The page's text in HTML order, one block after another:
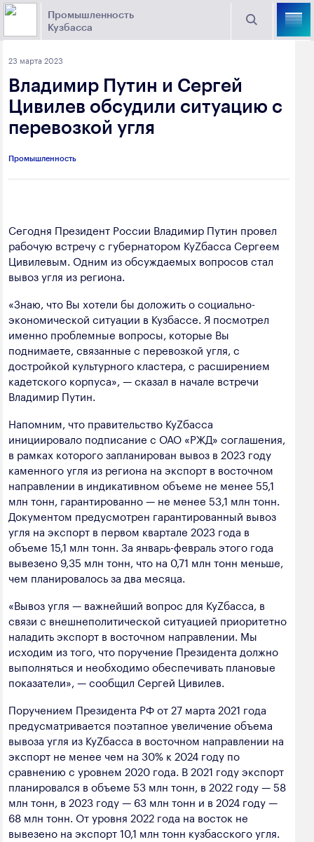
Промышленность
Кузбасса
Поиск
Торговая площадка Кузбасса
Выберите отрасль
Угольная промышленность
Электроэнергетика
Машиностроение
Промышленность строительных материалов
Добыча общераспространенных
полезных ископаемых
Лёгкая промышленность
Лесная промышленность
Пищевая промышленность
Предприятия
Новости
650000, г. Кемерово, пр. Советский, 63
+7 (3842) 58-78-61
Создание сайта — Мэйк
23 марта 2023
Владимир Путин и Сергей
Цивилев обсудили ситуацию с
перевозкой угля
Промышленность
Сегодня Президент России Владимир Путин провел
рабочую встречу с губернатором КуZбасса Сергеем
Цивилевым. Одним из обсуждаемых вопросов стал
вывоз угля из региона.
«Знаю, что Вы хотели бы доложить о социально-
экономической ситуации в Кузбассе. Я посмотрел
именно проблемные вопросы, которые Вы
поднимаете, связанные с перевозкой угля, с
достройкой культурного кластера, с расширением
кадетского корпуса», — сказал в начале встречи
Владимир Путин.
Напомним, что правительство КуZбасса
инициировало подписание с ОАО «РЖД» соглашения,
в рамках которого запланирован вывоз в 2023 году
каменного угля из региона на экспорт в восточном
направлении в индикативном объеме не менее 55,1
млн тонн, гарантированно — не менее 53,1 млн тонн.
Документом предусмотрен гарантированный вывоз
угля на экспорт в первом квартале 2023 года в
объеме 15,1 млн тонн. За январь-февраль этого года
вывезено 9,35 млн тонн, что на 0,71 млн тонн меньше,
чем планировалось за два месяца.
«Вывоз угля — важнейший вопрос для КуZбасса, в
связи с внешнеполитической ситуацией приоритетно
наладить экспорт в восточном направлении. Мы
исходим из того, что поручение Президента должно
выполняться и необходимо обеспечивать плановые
показатели», — сообщил Сергей Цивилев.
Поручением Президента РФ от 27 марта 2021 года
предусматривается поэтапное увеличение объема
вывоза угля из КуZбасса в восточном направлении на
экспорт не менее чем на 30% к 2024 году по
сравнению с уровнем 2020 года. В 2021 году экспорт
планировался в объеме 53 млн тонн, в 2022 году — 58
млн тонн, в 2023 году — 63 млн тонн и в 2024 году —
68 млн тонн. От уровня 2022 года на восток не
вывезено на экспорт 10,1 млн тонн кузбасского угля.